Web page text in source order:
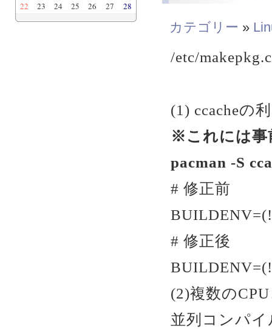
カテゴリー »
/etc/
(1) ccacheの
※これには事
pacman -S
# 修正前
# 修正後
(2)複数の
並列コンパ
22
23 24 25 26 27 28